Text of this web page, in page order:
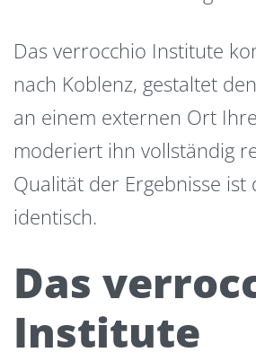
Das verrocchio Institute
nach Koblenz, gestaltet
an einem externen Ort
moderiert ihn vollständig
Qualität der Ergebnisse ist
identisch.
Das
Institute